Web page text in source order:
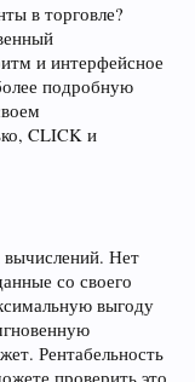
в торговле?
и интерфейсное
подробную
CLICK и
Нет
со своего
выгоду
Рентабельность